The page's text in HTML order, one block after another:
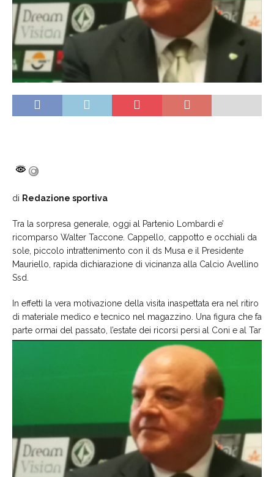
di Redazione sportiva
Tra la sorpresa generale, oggi al Partenio Lombardi e’
ricomparso Walter Taccone. Cappello, cappotto e occhiali da
sole, piccolo intrattenimento con il ds Musa e il Presidente
Mauriello, rapida dichiarazione di vicinanza alla Calcio Avellino
Ssd.
In effetti la vera motivazione della visita inaspettata era nel ritiro
di materiale medico e tecnico nel magazzino. Una figura che fa
parte ormai del passato, l’estate dei ricorsi persi al Coni e al Tar